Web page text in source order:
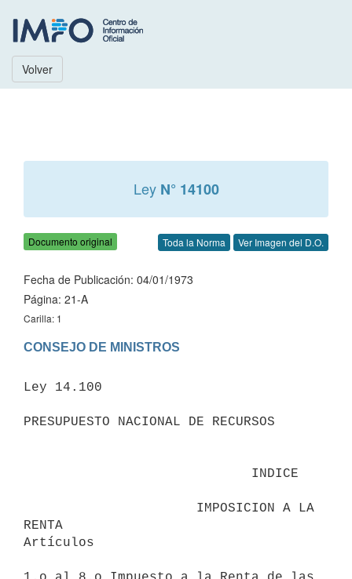
Volver
Ley N° 14100
Documento original Toda la Norma Ver Imagen del D.O.
Fecha de Publicación: 04/01/1973
Página: 21-A
Carilla: 1
CONSEJO DE MINISTROS
Ley 14.100
PRESUPUESTO NACIONAL DE RECURSOS
RENTA
Artículos